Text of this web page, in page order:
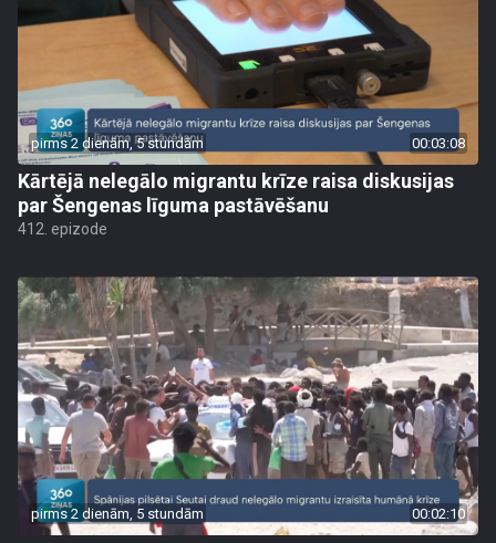
pirms 2 dienām, 5 stundām 00:03:08
Kārtējā nelegālo migrantu krīze raisa diskusijas
par Šengenas līguma pastāvēšanu
412. epizode
pirms 2 dienām, 5 stundām 00:02:10